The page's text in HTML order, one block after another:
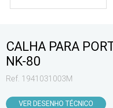
CALHA PARA
NK-80
Ref. 1941031003M
VER DESENHO TÉCNICO